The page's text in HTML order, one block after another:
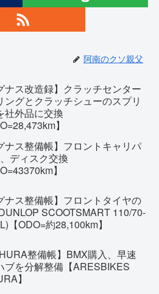
阿南のクソ親父
ナス改造録】クラッチセンター
ングとクラッチシューのスプリ
社外品に交換
】
ナス整備帳】フロントキャリパ
ディスク交換
】
ナス整備帳】フロントタイヤの
SCOOTSMART 110/70-
【ODO=約28,100km】
整備帳】BMX購入、早速
ブを分解整備【ARESBIKES
】